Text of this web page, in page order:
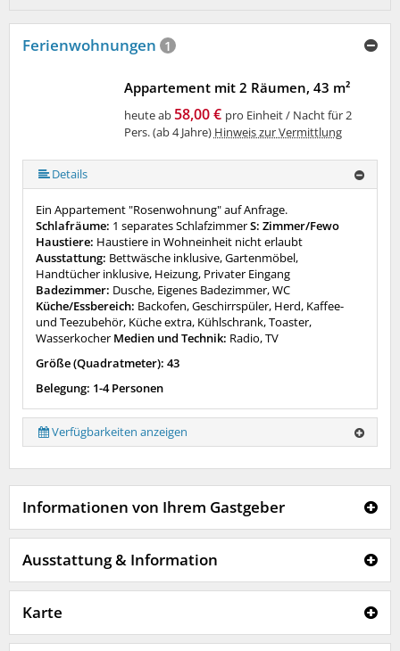
Ferienwohnungen 1
Appartement mit 2 Räumen, 43 m²
heute ab58,00 € pro Einheit / Nacht für 2
Pers. (ab 4 Jahre) Hinweis zur Vermittlung
Details
Ein Appartement "Rosenwohnung" auf Anfrage.
Schlafräume: 1 separates SchlafzimmerS: Zimmer/Fewo
Haustiere: Haustiere in Wohneinheit nicht erlaubt
Ausstattung: Bettwäsche inklusive, Gartenmöbel,
Handtücher inklusive, Heizung, Privater Eingang
Badezimmer: Dusche, Eigenes Badezimmer, WC
Küche/Essbereich: Backofen, Geschirrspüler, Herd, Kaffee-
und Teezubehör, Küche extra, Kühlschrank, Toaster,
Wasserkocher Medien und Technik: Radio, TV
Größe (Quadratmeter): 43
Belegung: 1-4 Personen
Verfügbarkeiten anzeigen
Informationen von Ihrem Gastgeber
Ausstattung & Information
Karte